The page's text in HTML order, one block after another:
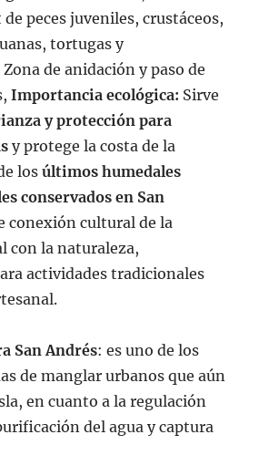
peces juveniles, crustáceos,
tortugas y
Zona de anidación y paso de
Importancia ecológica: Sirve
y protección para
y protege la costa de la
losúltimos humedales
conservados en San
conexión cultural de la
con la naturaleza,
actividades tradicionales
San Andrés: es uno de los
de manglar urbanos que aún
en cuanto a la regulación
del agua y captura